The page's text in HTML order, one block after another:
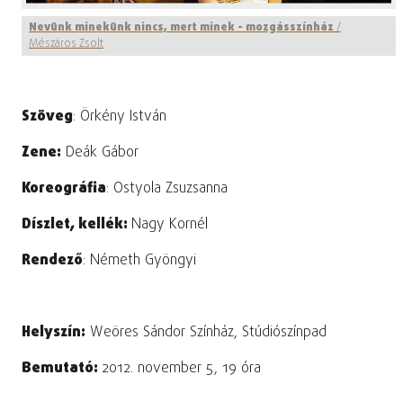
Nevünk minekünk nincs, mert minek - mozgásszínház/
Mészáros Zsolt
Szöveg: Örkény István
Zene: Deák Gábor
Koreográfia: Ostyola Zsuzsanna
Díszlet, kellék: Nagy Kornél
Rendező: Németh Gyöngyi
Helyszín: Weöres Sándor Színház, Stúdiószínpad
Bemutató: 2012. november 5, 19 óra